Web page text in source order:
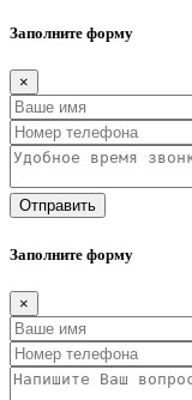
Заполните форму
×
Отправить
Заполните форму
×